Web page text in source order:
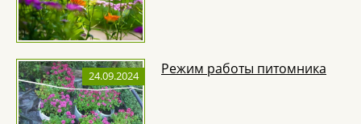
24.09.2024 Режим работы питомника